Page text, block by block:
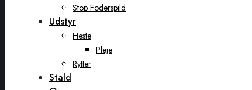
Stop Foderspild
Udstyr
Heste
Pleje
Rytter
Stald